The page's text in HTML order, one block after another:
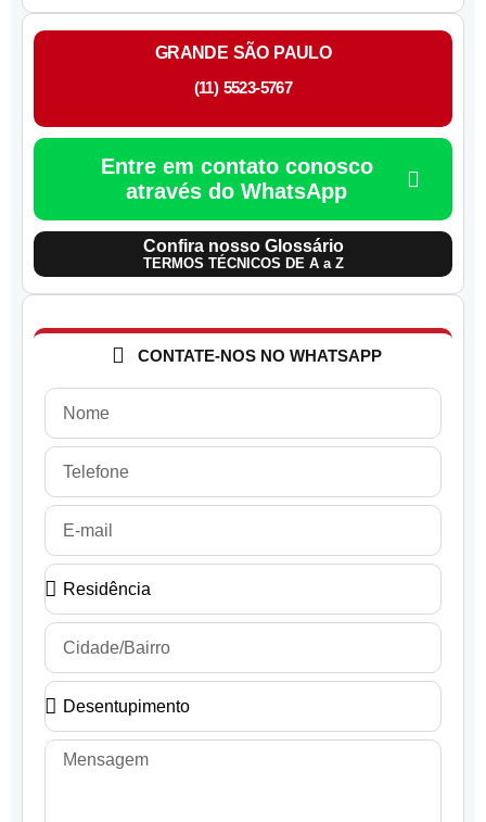
GRANDE SÃO PAULO
(11) 5523-5767
Entre em contato conosco
através do WhatsApp
Confira nosso Glossário
TERMOS TÉCNICOS DE A a Z
CONTATE-NOS NO WHATSAPP